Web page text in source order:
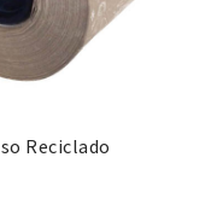
Reciclado